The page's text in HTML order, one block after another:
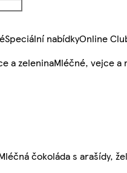
Speciální nabídkyOnline
a zeleninaMléčné, vejce a
čokoláda s arašídy,